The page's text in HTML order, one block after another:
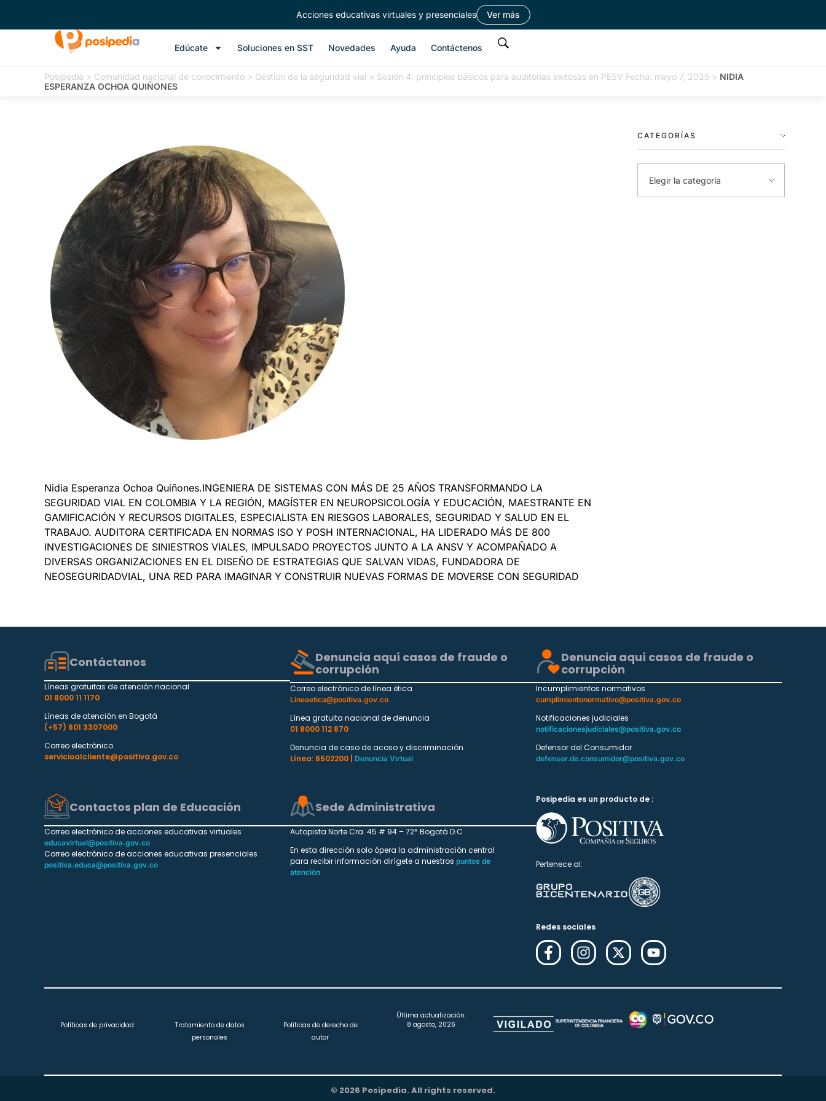
Acciones educativas virtuales y presenciales Ver más
Edúcate Soluciones en SST Novedades Ayuda Contáctenos
Posipedia > Comunidad nacional de conocimiento > Gestión de la seguridad vial > Sesión 4: principios básicos para auditorias exitosas en PESV Fecha: mayo 7, 2025 > NIDIA
ESPERANZA OCHOA QUIÑONES
Nidia Esperanza Ochoa Quiñones.INGENIERA DE SISTEMAS CON MÁS DE 25 AÑOS TRANSFORMANDO LA
SEGURIDAD VIAL EN COLOMBIA Y LA REGIÓN, MAGÍSTER EN NEUROPSICOLOGÍA Y EDUCACIÓN, MAESTRANTE EN
GAMIFICACIÓN Y RECURSOS DIGITALES, ESPECIALISTA EN RIESGOS LABORALES, SEGURIDAD Y SALUD EN EL
TRABAJO. AUDITORA CERTIFICADA EN NORMAS ISO Y POSH INTERNACIONAL, HA LIDERADO MÁS DE 800
INVESTIGACIONES DE SINIESTROS VIALES, IMPULSADO PROYECTOS JUNTO A LA ANSV Y ACOMPAÑADO A
DIVERSAS ORGANIZACIONES EN EL DISEÑO DE ESTRATEGIAS QUE SALVAN VIDAS, FUNDADORA DE
NEOSEGURIDADVIAL, UNA RED PARA IMAGINAR Y CONSTRUIR NUEVAS FORMAS DE MOVERSE CON SEGURIDAD
CATEGORÍAS
Contáctanos
Líneas gratuitas de atención nacional
01 8000 11 1170
Líneas de atención en Bogotá
(+57) 601 3307000
Correo electrónico
servicioalcliente@positiva.gov.co
Denuncia aquí casos de fraude o
corrupción
Correo electrónico de línea ética
Lineaetica@positiva.gov.co
Línea gratuita nacional de denuncia
01 8000 112 870
Denuncia de caso de acoso y discriminación
Línea: 6502200 |
Denuncia Virtual
Denuncia aquí casos de fraude o
corrupción
Incumplimientos normativos
cumplimientonormativo@positiva.gov.co
Notificaciones judiciales
notificacionesjudiciales@positiva.gov.co
Defensor del Consumidor
defensor.de.consumidor@positiva.gov.co
Contactos plan de Educación
Correo electrónico de acciones educativas virtuales
educavirtual@positiva.gov.co
Correo electrónico de acciones educativas presenciales
positiva.educa@positiva.gov.co
Sede Administrativa
Autopista Norte Cra. 45 # 94 – 72* Bogotá D.C
En esta dirección solo ópera la administración central
para recibir información dirígete a nuestros puntos de
atención
Posipedia es un producto de :
Pertenece al:
Redes sociales
Políticas de privacidad
Tratamiento de datos
personales
Políticas de derecho de
autor
Última actualización:
8 agosto, 2026
© 2026 Posipedia. All rights reserved.